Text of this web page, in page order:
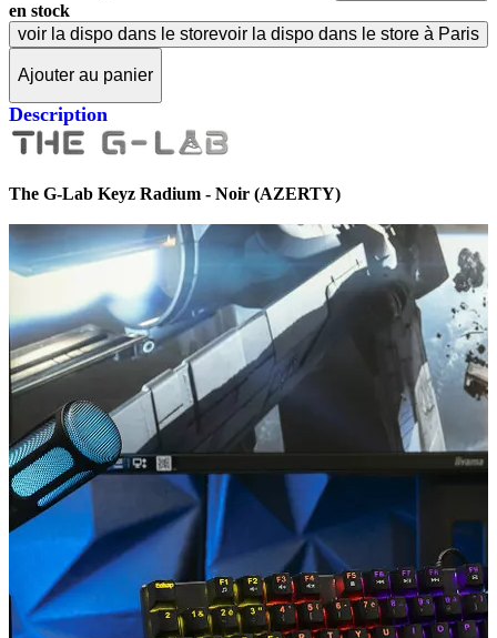
en stock
voir la dispo dans le storevoir la dispo dans le store à Paris
Ajouter au panier
Description
The G-Lab Keyz Radium - Noir (AZERTY)